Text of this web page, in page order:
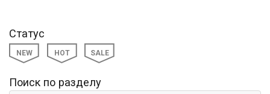
Статус
NEW HOT SALE
Поиск по разделу